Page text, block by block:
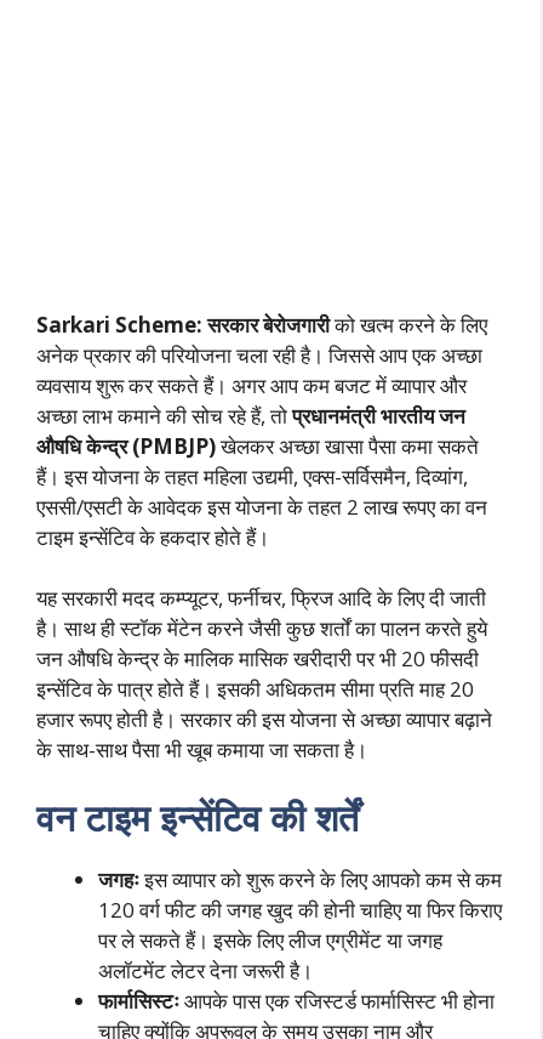
Sarkari Scheme: सरकार बेरोजगारीको खत्म करने के लिए
अनेक प्रकार की परियोजना चला रही है। जिससे आप एक अच्छा
व्यवसाय शुरू कर सकते हैं। अगर आप कम बजट में व्यापार और
अच्छा लाभ कमाने की सोच रहे हैं, तोप्रधानमंत्री भारतीय जन
औषधि केन्द्र (PMBJP)खेलकर अच्छा खासा पैसा कमा सकते
हैं। इस योजना के तहत महिला उद्यमी, एक्स-सर्विसमैन, दिव्यांग,
एससी/एसटी के आवेदक इस योजना के तहत 2 लाख रूपए का वन
टाइम इन्सेंटिव के हकदार होते हैं।
यह सरकारी मदद कम्प्यूटर, फर्नीचर, फ्रिज आदि के लिए दी जाती
है। साथ ही स्टॉक मेंटेन करने जैसी कुछ शर्तों का पालन करते हुये
जन औषधि केन्द्र के मालिक मासिक खरीदारी पर भी 20 फीसदी
इन्सेंटिव के पात्र होते हैं। इसकी अधिकतम सीमा प्रति माह 20
हजार रूपए होती है। सरकार की इस योजना से अच्छा व्यापार बढ़ाने
के साथ-साथ पैसा भी खूब कमाया जा सकता है।
वन टाइम इन्सेंटिव की शर्तें
जगहःइस व्यापार को शुरू करने के लिए आपको कम से कम
120 वर्ग फीट की जगह खुद की होनी चाहिए या फिर किराए
पर ले सकते हैं। इसके लिए लीज एग्रीमेंट या जगह
अलॉटमेंट लेटर देना जरूरी है।
फार्मासिस्टःआपके पास एक रजिस्टर्ड फार्मासिस्ट भी होना
चाहिए क्योंकि अप्रूवल के समय उसका नाम और